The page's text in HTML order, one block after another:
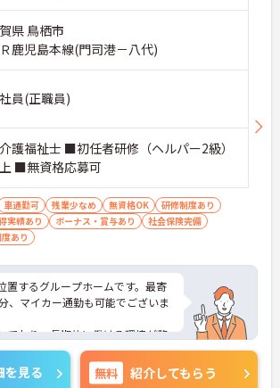
県 鳥栖市
鹿児島本線(門司港－八代)
員(正職員)
護福祉士 ■初任者研修（ヘルパー2級）
■無資格応募可
車通勤可 残業少なめ 無資格OK
研修制度あり
実績あり
ボーナス・賞与あり
社会保険完備
あり
置するグループホームです。最寄
、マイカー通勤も可能でございま
ており、長期的に働ける環境が整
ので、プライベートの時間も大切
す。
を見る 無料 紹介してもらう